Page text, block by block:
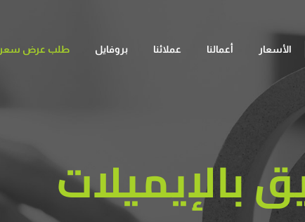
الأسعار أعمالنا عملائنا بروفايل طلب عرض سعر
بالإيميلات